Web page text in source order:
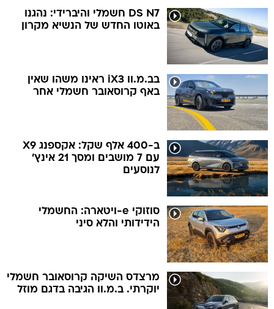
DS N7 חשמלי והיברידי: נהגנו
באוטו החדש של הנשיא מקרון
בב.מ.וו iX3 ראינו משהו שאין
באף קרוסאובר חשמלי אחר
ב-400 אלף שקל: אקספנג X9
עם 7 מושבים ומסך 21 אינץ'
לנוסעים
סוזוקי e-ויטארה: החשמלי
הידידותי והלא סיני
מרצדס השיקה קרוסאובר חשמלי
יוקרתי. ב.מ.וו הגיבה בדגם מוזל